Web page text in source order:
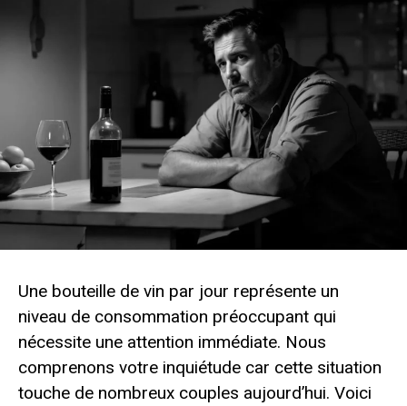
Une bouteille de vin par jour représente un
niveau de consommation préoccupant qui
nécessite une attention immédiate. Nous
comprenons votre inquiétude car cette situation
touche de nombreux couples aujourd’hui. Voici